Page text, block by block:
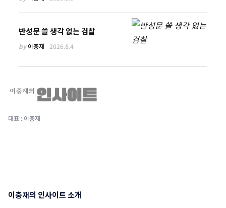
반성문 쓸 생각 없는 검찰
by이충재 2026.8.4
대표 : 이충재
이충재의 인사이트 소개